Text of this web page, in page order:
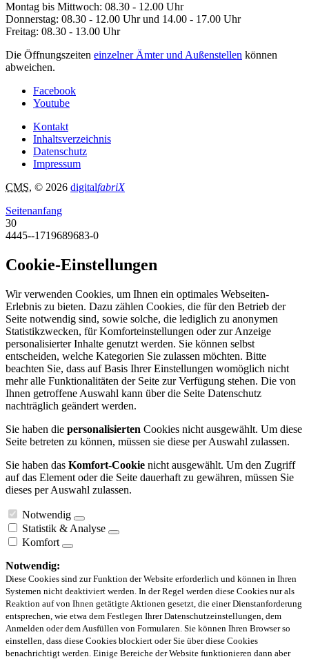
Montag bis Mittwoch: 08.30 - 12.00 Uhr
Donnerstag: 08.30 - 12.00 Uhr und 14.00 - 17.00 Uhr
Freitag: 08.30 - 13.00 Uhr
Die Öffnungszeiten einzelner Ämter und Außenstellen können
abweichen.
Facebook
Youtube
Kontakt
Inhaltsverzeichnis
Datenschutz
Impressum
CMS, © 2026 digitalfabriX
Seitenanfang
30
4445--1719689683-0
Cookie-Einstellungen
Wir verwenden Cookies, um Ihnen ein optimales Webseiten-
Erlebnis zu bieten. Dazu zählen Cookies, die für den Betrieb der
Seite notwendig sind, sowie solche, die lediglich zu anonymen
Statistikzwecken, für Komforteinstellungen oder zur Anzeige
personalisierter Inhalte genutzt werden. Sie können selbst
entscheiden, welche Kategorien Sie zulassen möchten. Bitte
beachten Sie, dass auf Basis Ihrer Einstellungen womöglich nicht
mehr alle Funktionalitäten der Seite zur Verfügung stehen. Die von
Ihnen getroffene Auswahl kann über die Seite Datenschutz
nachträglich geändert werden.
Sie haben die personalisierten Cookies nicht ausgewählt. Um diese
Seite betreten zu können, müssen sie diese per Auswahl zulassen.
Sie haben das Komfort-Cookie nicht ausgewählt. Um den Zugriff
auf das Element oder die Seite dauerhaft zu gewähren, müssen Sie
dieses per Auswahl zulassen.
Notwendig
Statistik & Analyse
Komfort
Notwendig:
Diese Cookies sind zur Funktion der Website erforderlich und können in Ihren
Systemen nicht deaktiviert werden. In der Regel werden diese Cookies nur als
Reaktion auf von Ihnen getätigte Aktionen gesetzt, die einer Dienstanforderung
entsprechen, wie etwa dem Festlegen Ihrer Datenschutzeinstellungen, dem
Anmelden oder dem Ausfüllen von Formularen. Sie können Ihren Browser so
einstellen, dass diese Cookies blockiert oder Sie über diese Cookies
benachrichtigt werden. Einige Bereiche der Website funktionieren dann aber